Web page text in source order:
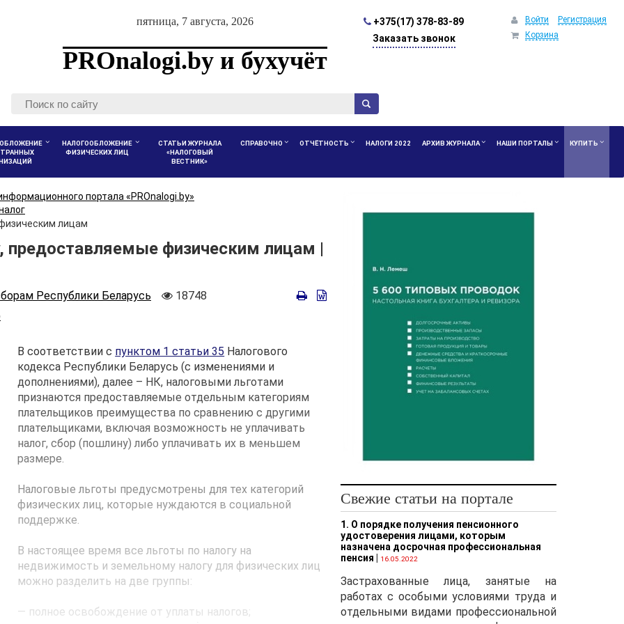
пятница, 7 августа, 2026
PROnalogi.by и бухучёт
+375(17) 378-83-89
Заказать звонок
Войти
Регистрация
Корзина
НАЛОГООБЛОЖЕНИЕ
ФИЗИЧЕСКИХ ЛИЦ
СТАТЬИ ЖУРНАЛА
«НАЛОГОВЫЙ
ВЕСТНИК»
СПРАВОЧНО ОТЧЁТНОСТЬ НАЛОГИ 2022 АРХИВ ЖУРНАЛА НАШИ ПОРТАЛЫ КУПИТЬ
портала «PROnalogi.by»
лицам
предоставляемые физическим лицам |
Республики Беларусь
Количество
18748
В соответствии с пунктом 1 статьи 35 Налогового
кодекса Республики Беларусь (с изменениями и
дополнениями), далее – НК, налоговыми льготами
признаются предоставляемые отдельным категориям
плательщиков преимущества по сравнению с другими
плательщиками, включая возможность не уплачивать
налог, сбор (пошлину) либо уплачивать их в меньшем
размере.
Налоговые льготы предусмотрены для тех категорий
физических лиц, которые нуждаются в социальной
поддержке.
В настоящее время все льготы по налогу на
недвижимость и земельному налогу для физических лиц
можно разделить на две группы:
— полное освобождение от уплаты налогов;
Свежие статьи на портале
1. О порядке получения пенсионного
удостоверения лицами, которым
назначена досрочная профессиональная
пенсия
16.05.2022
Застрахованные лица, занятые на
работах с особыми условиями труда и
отдельными видами профессиональной